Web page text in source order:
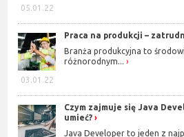
05.01.22
03.01.22
Praca na produkcji –
Branża produkcyjna to
różnorodnym...
Czym zajmuje się Java
umieć?
Java Developer to jeden z